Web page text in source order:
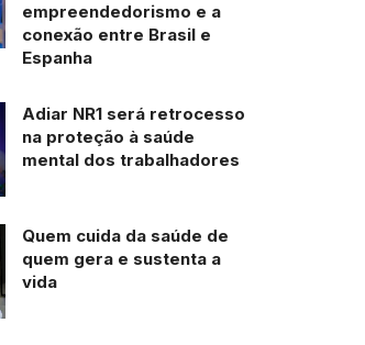
empreendedorismo e a
conexão entre Brasil e
Espanha
Adiar NR1 será retrocesso
na proteção à saúde
mental dos trabalhadores
Quem cuida da saúde de
quem gera e sustenta a
vida